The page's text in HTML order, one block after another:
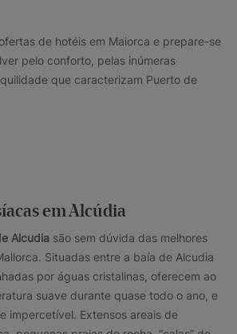
de hotéis em Maiorca e prepare-se
pelo conforto, pelas inúmeras
que caracterizam Puerto de
em Alcúdia
Alcudia são sem dúvida das melhores
Situadas entre a baía de Alcudia
por águas cristalinas, oferecem ao
suave durante quase todo o ano, e
impercetível. Extensos areais de